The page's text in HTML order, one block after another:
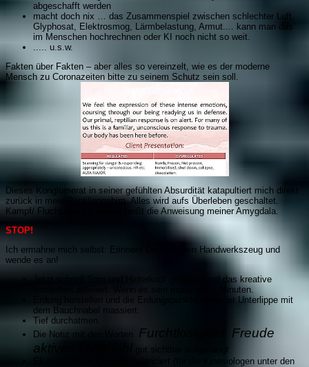
abgeschafft werden
macht doch nix … das Zusammenspiel zwischen schlechter Luft,
Glyphosat, Elektrosmog, Lärmbelastung, Armut.... kann man das
im Menschen hochrechnen oder KI noch nicht so weit.
..... u.s.w.
Fakten über Fakten – aber alles so vereinzelt, wie es der moderne
Mensch zu Coronazeiten bitte zu seinem Schutz sein soll.
Dieses Konglomerat in seiner gefühlten Absurdität katapultiert mich direkt
zurück in mein Reptiliengehirn. Alles wird aufs Überleben geschaltet.
Kampf/ Flucht und tot stellen heißt die Anweisung meiner Amygdala.
STOP!
Ich ermahne mich selbst: Erinnere Dich an Dein Handwerkszeug und
wende es an!
Jetzt schnell Stirn und Hinterkopf gehalten und das kreative
Vorderhirn aktiviert. Wenn es sein muss alle 5 Minuten.
Erdung herstellen und die Erdungspunkte unter der Unterlippe mit
dem Bauchnabel massiert.
Tief durchatmen.
Die Notiz mit den Worten Furchtlosigkeit Freude
aktives Mitgefühl
gut sichtbar aufgehängt
EL + LV1 + die Chakren balanciert (für die Kinesiologen unter den